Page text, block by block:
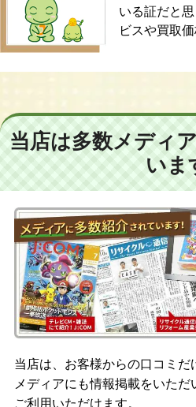
いる証だと
ビスや買取
当店は多数メディ
いま
当店は、お客様からの口コミだ
メディアにも情報掲載をいた
ご利用いただけます。